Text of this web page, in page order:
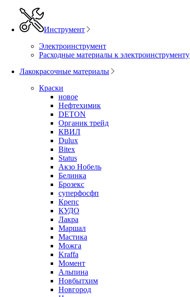
Инструмент
Электроинструмент
Расходные материалы к электроинструменту
Лакокрасочные материалы
Краски
новое
Нефтехимик
DETON
Органик трейд
КВИЛ
Dulux
Bitex
Status
Акзо Нобель
Белинка
Брозекс
суперфосфп
Крепс
КУДО
Лакра
Маршал
Мастика
Можга
Kraffa
Момент
Альпина
Новбытхим
Новгород